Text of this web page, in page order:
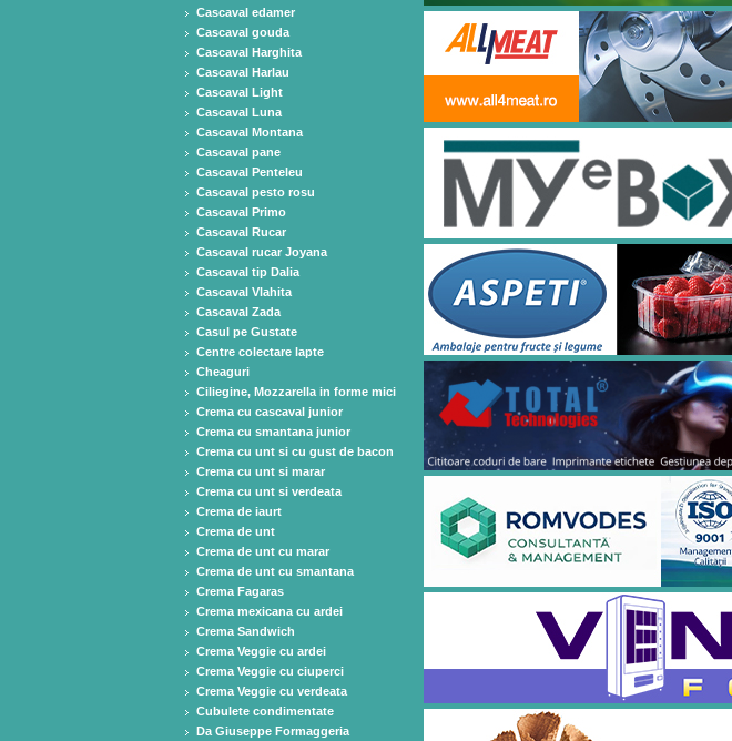
Cascaval edamer
Cascaval gouda
Cascaval Harghita
Cascaval Harlau
Cascaval Light
Cascaval Luna
Cascaval Montana
Cascaval pane
Cascaval Penteleu
Cascaval pesto rosu
Cascaval Primo
Cascaval Rucar
Cascaval rucar Joyana
Cascaval tip Dalia
Cascaval Vlahita
Cascaval Zada
Casul pe Gustate
Centre colectare lapte
Cheaguri
Ciliegine, Mozzarella in forme mici
Crema cu cascaval junior
Crema cu smantana junior
Crema cu unt si cu gust de bacon
Crema cu unt si marar
Crema cu unt si verdeata
Crema de iaurt
Crema de unt
Crema de unt cu marar
Crema de unt cu smantana
Crema Fagaras
Crema mexicana cu ardei
Crema Sandwich
Crema Veggie cu ardei
Crema Veggie cu ciuperci
Crema Veggie cu verdeata
Cubulete condimentate
Da Giuseppe Formaggeria